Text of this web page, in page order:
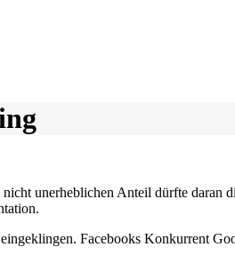
unerheblichen Anteil dürfte
Facebooks Konkurrent